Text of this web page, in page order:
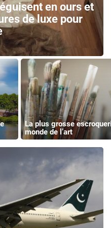
en ours et
de luxe pour
La plus grosse
monde de l’art